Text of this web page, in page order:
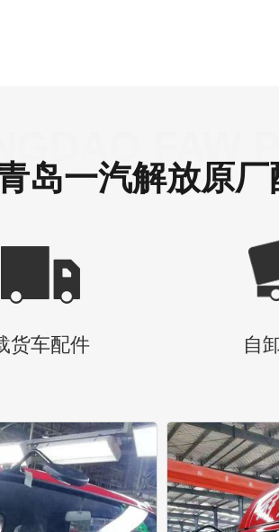
岛一汽解放原厂
货车配件 自